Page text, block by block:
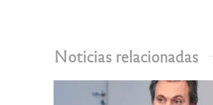
Noticias relacionadas